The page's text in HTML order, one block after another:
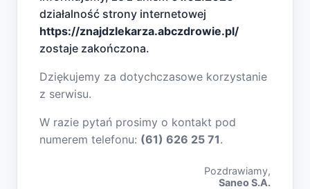
działalność strony internetowej
https://znajdzlekarza.abczdrowie.pl/
zostaje zakończona.
Dziękujemy za dotychczasowe korzystanie
z serwisu.
W razie pytań prosimy o kontakt pod
numerem telefonu: (61) 626 25 71.
Pozdrawiamy,
Saneo S.A.